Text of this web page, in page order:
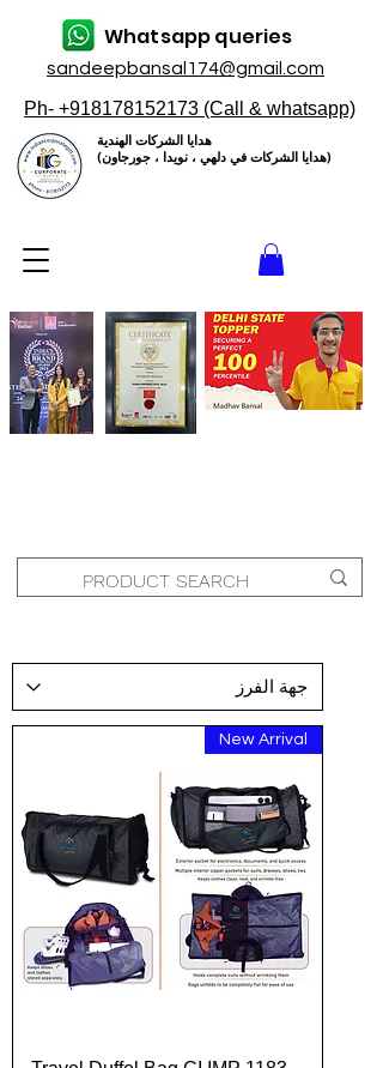
sandeepbansal174@gmail.com
Whatsapp queries
Ph- +918178152173 (Call & whatsapp)
(هدايا الشركات في دلهي ، نويدا ، جورجاون)
New Arrival